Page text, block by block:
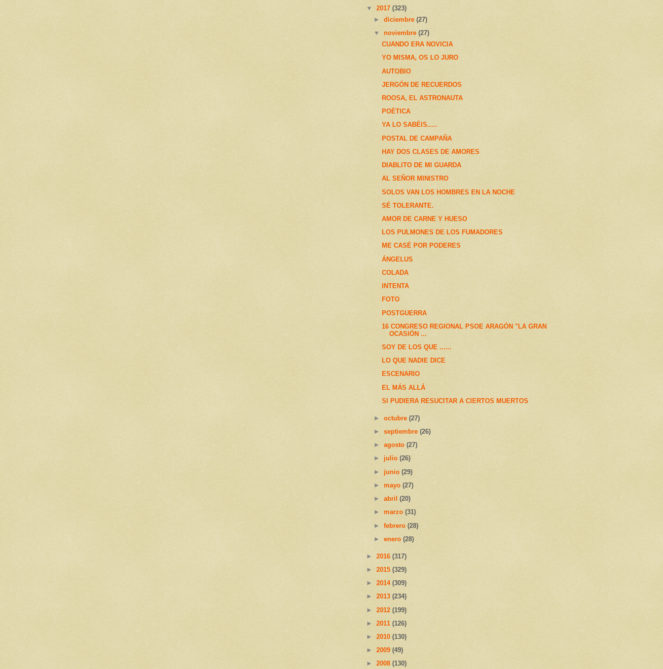
▼ 2017 (323)
►diciembre(27)
▼noviembre(27)
CUANDO ERA NOVICIA
YO MISMA, OS LO JURO
AUTOBIO
JERGÓN DE RECUERDOS
ROOSA, EL ASTRONAUTA
POÉTICA
YA LO SABÉIS.....
POSTAL DE CAMPAÑA
HAY DOS CLASES DE AMORES
DIABLITO DE MI GUARDA
AL SEÑOR MINISTRO
SOLOS VAN LOS HOMBRES EN LA NOCHE
SÉ TOLERANTE.
AMOR DE CARNE Y HUESO
LOS PULMONES DE LOS FUMADORES
ME CASÉ POR PODERES
ÁNGELUS
COLADA
INTENTA
FOTO
POSTGUERRA
16 CONGRESO REGIONAL PSOE ARAGÓN "LA GRAN
OCASIÓN ...
SOY DE LOS QUE ......
LO QUE NADIE DICE
ESCENARIO
EL MÁS ALLÁ
SI PUDIERA RESUCITAR A CIERTOS MUERTOS
►octubre(27)
►septiembre(26)
►agosto(27)
►julio(26)
► junio(29)
► mayo(27)
►abril(20)
► marzo(31)
►febrero(28)
►enero(28)
► 2016 (317)
► 2015 (329)
► 2014 (309)
► 2013 (234)
► 2012 (199)
► 2011 (126)
► 2010 (130)
► 2009 (49)
► 2008 (130)